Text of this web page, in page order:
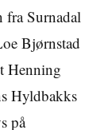
fra Surnadal
Bjørnstad
Henning
Hyldbakks
på